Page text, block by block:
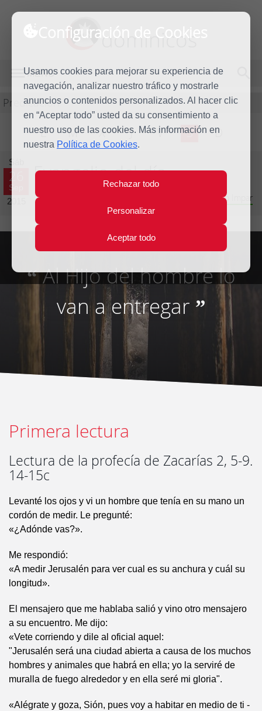
Configuración de Cookies
Usamos cookies para mejorar su experiencia de
navegación, analizar nuestro tráfico y mostrarle
anuncios o contenidos personalizados. Al hacer clic
en “Aceptar todo” usted da su consentimiento a
nuestro uso de las cookies. Más información en
nuestra Política de Cookies.
Rechazar todo
Personalizar
Aceptar todo
dominicos
MENÚ
Predicación
L M X J V S D
Sáb
26
Sep
2015
Evangelio del día
Vigésimo quinta Semana del Tiempo Ordinario - Año Impar
“Al Hijo del hombre lo
van a entregar ”
Primera lectura
Lectura de la profecía de Zacarías 2, 5-9.
14-15c
Levanté los ojos y vi un hombre que tenía en su mano un
cordón de medir. Le pregunté:
«¿Adónde vas?».
Me respondió:
«A medir Jerusalén para ver cual es su anchura y cuál su
longitud».
El mensajero que me hablaba salió y vino otro mensajero
a su encuentro. Me dijo:
«Vete corriendo y dile al oficial aquel:
"Jerusalén será una ciudad abierta a causa de los muchos
hombres y animales que habrá en ella; yo la serviré de
muralla de fuego alrededor y en ella seré mi gloria".
«Alégrate y goza, Sión, pues voy a habitar en medio de ti -